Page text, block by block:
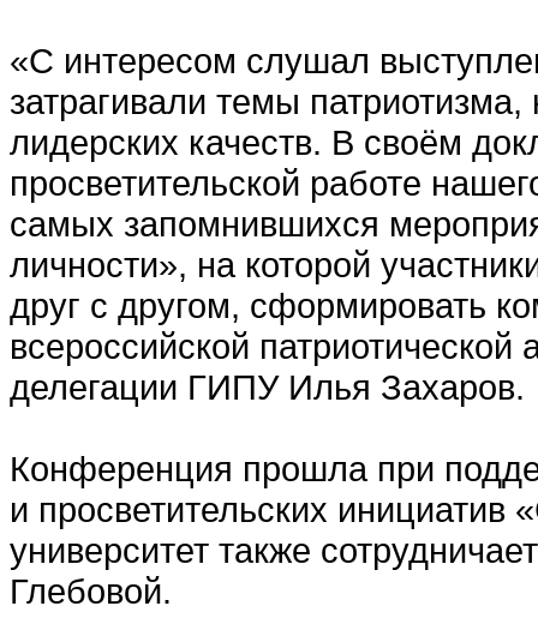
«С интересом слушал
затрагивали темы
лидерских качеств. В своём
просветительской работе
самых запомнившихся
личности», на которой
друг с другом, сформировать
всероссийской патриотической
делегации ГИПУ Илья Захаров.
Конференция прошла при
и просветительских
университет также
Глебовой.